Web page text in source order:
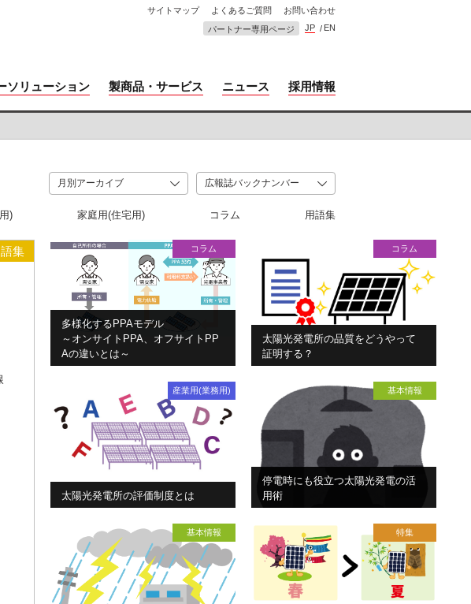
ソリューション 製商品・サービス ニュース 採用情報
サイトマップ よくあるご質問
お問い合わせ
パートナー専用ページ
JP EN
) 家庭用(住宅用) コラム 用語集
集 コラム
多様化するPPAモデル
～オンサイトPPA、オフサイトPP
Aの違いとは～
コラム
太陽光発電所の品質をどうやって
証明する？
産業用(業務用)
太陽光発電所の評価制度とは
基本情報
停電時にも役立つ太陽光発電の活
用術
基本情報 特集